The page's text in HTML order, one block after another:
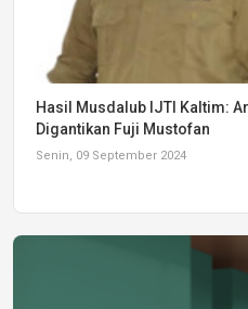
Hasil Musdalub IJTI Kaltim:
Digantikan Fuji Mustofan
Senin, 09 September 2024